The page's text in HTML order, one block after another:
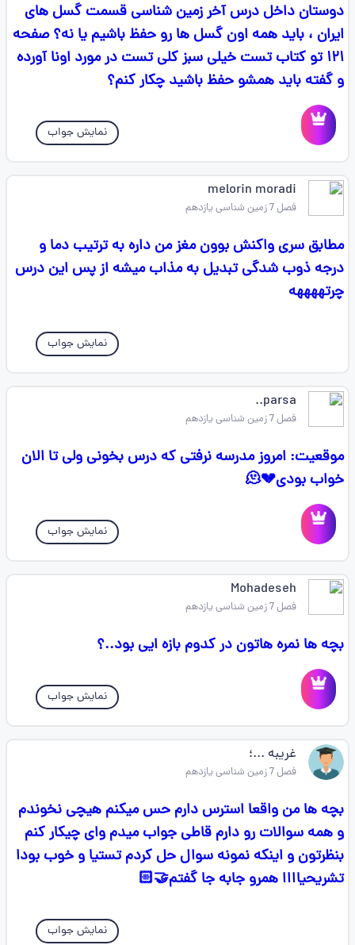
دوستان داخل درس آخر زمین شناسی قسمت گسل های
ایران ، باید همه اون گسل ها رو حفظ باشیم یا نه؟ صفحه
۱۲۱ تو کتاب تست خیلی سبز کلی تست در مورد اونا آورده
و گفته باید همشو حفظ باشید چکار کنم؟
نمایش جواب
melorin moradi
فصل 7 زمین شناسی یازدهم
مطابق سری واکنش بوون مغز من داره به ترتیب دما و
درجه ذوب شدگی تبدیل به مذاب میشه از پس این درس
چرتههههه
نمایش جواب
parsa..
فصل 7 زمین شناسی یازدهم
موقعیت: امروز مدرسه نرفتی که درس بخونی ولی تا الان
خواب بودی💔🫠
نمایش جواب
Mohadeseh
فصل 7 زمین شناسی یازدهم
بچه ها نمره هاتون در کدوم بازه ایی بود..؟
نمایش جواب
غریبه ...؛
فصل 7 زمین شناسی یازدهم
بچه ها من واقعا استرس دارم حس میکنم هیچی نخوندم
و همه سوالات رو دارم قاطی جواب میدم وای چیکار کنم
بنظرتون و اینکه نمونه سوال حل کردم تستیا و خوب بودا
تشریحیاااا همرو جابه جا گفتم🤝🏻
نمایش جواب